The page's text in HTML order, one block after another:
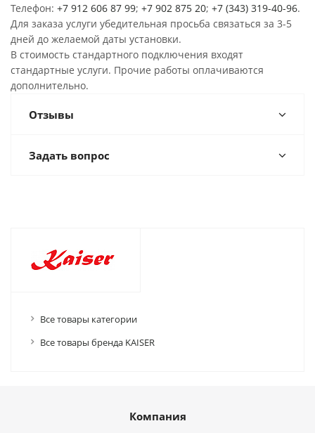
Телефон: +7 912 606 87 99; +7 902 875 20; +7 (343) 319-40-96.
Для заказа услуги убедительная просьба связаться за 3-5
дней до желаемой даты установки.
В стоимость стандартного подключения входят
стандартные услуги. Прочие работы оплачиваются
дополнительно.
Отзывы
Задать вопрос
Все товары категории
Все товары бренда KAISER
Компания